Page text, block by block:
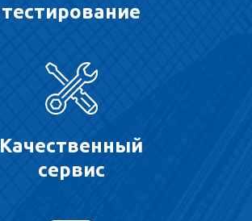
тестирование
Качественный
сервис